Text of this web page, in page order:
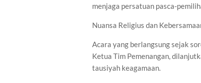
menjaga persatuan pasca-
Nuansa Religius dan
Acara yang berlangsung sejak
Ketua Tim Pemenangan,
tausiyah keagamaan.